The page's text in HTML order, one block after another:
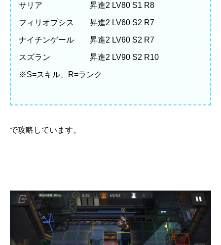
サリア 昇進2 LV80 S1 R8
フィリオプシス 昇進2 LV60 S2 R7
ナイチンゲール 昇進2 LV60 S2 R7
スズラン 昇進2 LV90 S2 R10
※S=スキル、R=ランク
で攻略しています。